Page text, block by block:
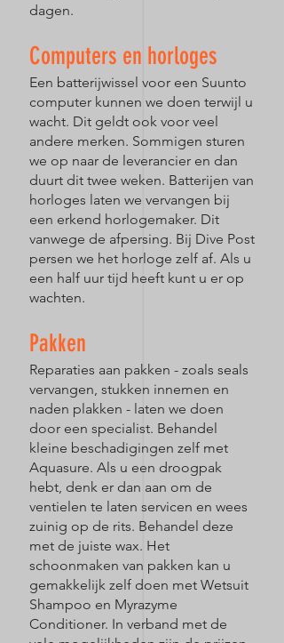
dagen.
Computers en horloges
Een batterijwissel voor een Suunto
computer kunnen we doen terwijl u
wacht. Dit geldt ook voor veel
andere merken. Sommigen sturen
we op naar de leverancier en dan
duurt dit twee weken. Batterijen van
horloges laten we vervangen bij
een erkend horlogemaker. Dit
vanwege de afpersing. Bij Dive Post
persen we het horloge zelf af. Als u
een half uur tijd heeft kunt u er op
wachten.
Pakken
Reparaties aan pakken - zoals seals
vervangen, stukken innemen en
naden plakken - laten we doen
door een specialist. Behandel
kleine beschadigingen zelf met
Aquasure. Als u een droogpak
hebt, denk er dan aan om de
ventielen te laten servicen en wees
zuinig op de rits. Behandel deze
met de juiste wax. Het
schoonmaken van pakken kan u
gemakkelijk zelf doen met Wetsuit
Shampoo en Myrazyme
Conditioner. In verband met de